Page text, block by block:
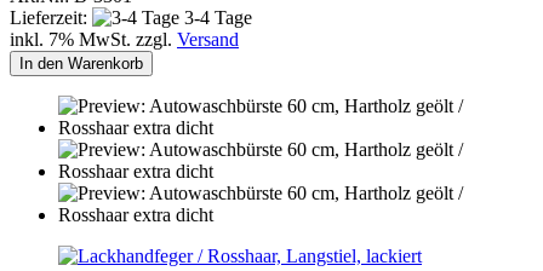
Lieferzeit:
3-4 Tage
inkl. 7% MwSt. zzgl. Versand
In den Warenkorb